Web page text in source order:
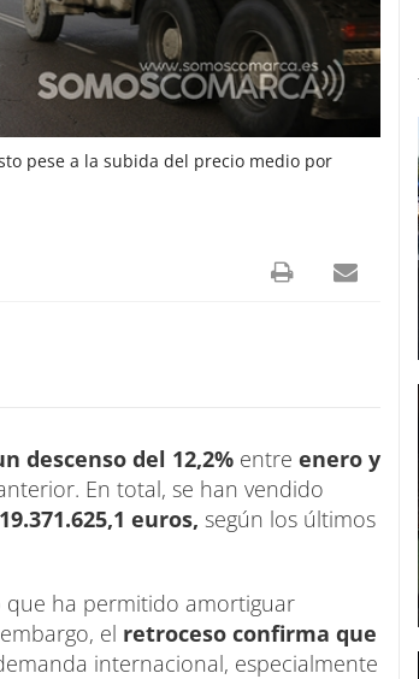
pese a la subida del precio medio por
descenso del 12,2% entre enero y
En total, se han vendido
euros, según los últimos
que ha permitido amortiguar
el retroceso confirma que
internacional, especialmente